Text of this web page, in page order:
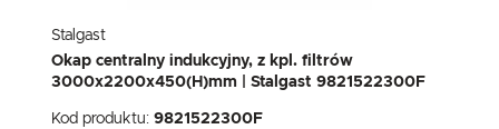
Stalgast
Okap centralny indukcyjny, z kpl. filtrów
3000x2200x450(H)mm | Stalgast 9821522300F
Kod produktu: 9821522300F